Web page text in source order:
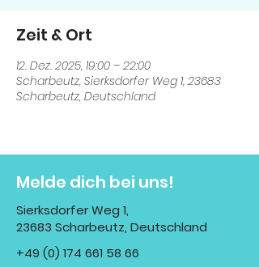
Zeit & Ort
12. Dez. 2025, 19:00 – 22:00
Scharbeutz, Sierksdorfer Weg 1, 23683
Scharbeutz, Deutschland
Melde dich bei uns!
Sierksdorfer Weg 1,
23683 Scharbeutz, Deutschland
+49 (0) 174 661 58 66